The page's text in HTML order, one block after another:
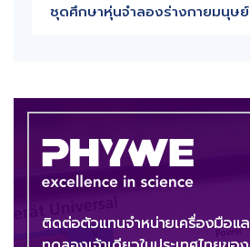
ชุดศึกษาหุ่นจำลองร่างกายมนุษย์